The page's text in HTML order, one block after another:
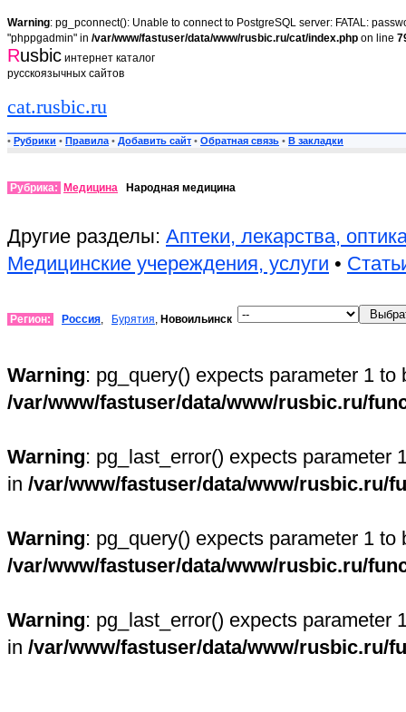
Warning: pg_pconnect(): Unable to connect to PostgreSQL server: FATAL:
"phppgadmin" in /var/www/fastuser/data/www/rusbic.ru/cat/index.php on line
Rusbic интернет каталог
русскоязычных сайтов
cat.rusbic.ru
• Рубрики • Правила • Добавить сайт • Обратная связь • В закладки
Рубрика: Медицина Народная медицина
Другие разделы: Аптеки, лекарства,
Медицинские учереждения, услуги •
Регион: Россия, Бурятия, Новоильинск
Warning: pg_query() expects parameter 1
/var/www/fastuser/data/www/rusbic.ru/
Warning: pg_last_error() expects parameter
in /var/www/fastuser/data/www/rusbic.ru/
Warning: pg_query() expects parameter 1
/var/www/fastuser/data/www/rusbic.ru/
Warning: pg_last_error() expects parameter
in /var/www/fastuser/data/www/rusbic.ru/